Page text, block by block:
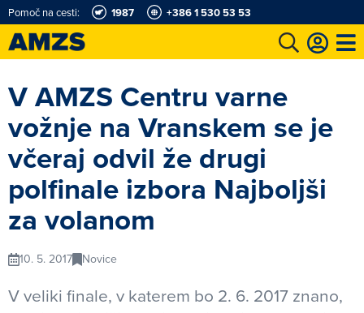
Pomoč na cesti: 1987 +386 1 530 53 53
V AMZS Centru varne
vožnje na Vranskem se je
včeraj odvil že drugi
polfinale izbora Najboljši
za volanom
10. 5. 2017 Novice
V veliki finale, v katerem bo 2. 6. 2017 znano,